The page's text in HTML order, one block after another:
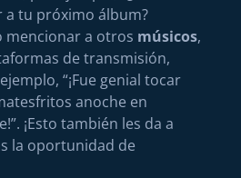
a tu próximo álbum?
mencionar a otros músicos,
de transmisión,
“¡Fue genial tocar
anoche en
¡Esto también les da a
la oportunidad de